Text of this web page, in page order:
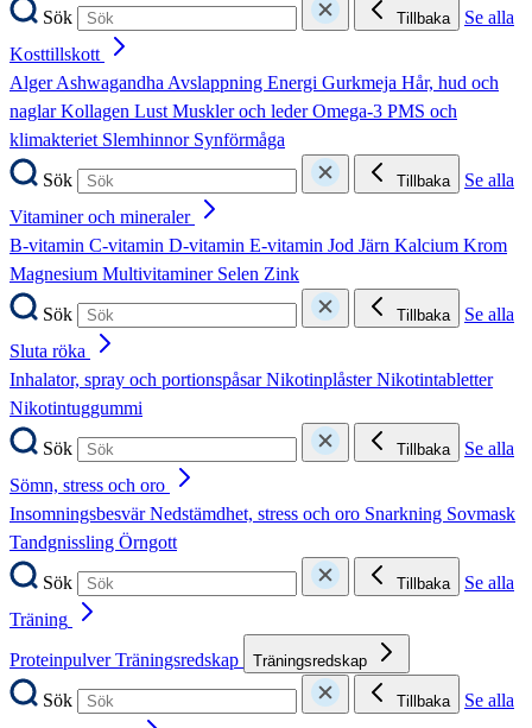
Sök Tillbaka
Se alla
Kosttillskott
AlgerAshwagandhaAvslappning Energi Gurkmeja Hår, hud och
naglarKollagen LustMuskler och lederOmega-3 PMS och
klimakteriet Slemhinnor Synförmåga
Sök
Tillbaka
Se alla
Vitaminer och mineraler
B-vitamin C-vitamin D-vitamin E-vitamin Jod Järn Kalcium Krom
Magnesium Multivitaminer Selen Zink
Sök
Tillbaka
Se alla
Sluta röka
Inhalator, spray och portionspåsarNikotinplåsterNikotintabletter
Nikotintuggummi
Sök
Tillbaka
Se alla
Sömn, stress och oro
InsomningsbesvärNedstämdhet, stress och oro Snarkning Sovmask
Tandgnissling Örngott
Sök
Tillbaka
Se alla
Träning
ProteinpulverTräningsredskap Träningsredskap
Sök Tillbaka
Se alla